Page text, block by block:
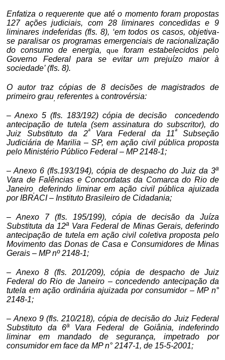
Enfatiza o requerente que até o momento foram propostas
127 ações judiciais, com 28 liminares concedidas e 9
liminares indeferidas (fls. 8), ‘em todos os casos, objetiva-
se paralisar os programas emergenciais de racionalização
do consumo de energia,
que
foram estabelecidos pelo
Governo Federal para se evitar um prejuízo maior à
sociedade’ (fls. 8).
O autor traz cópias de 8 decisões de magistrados de
primeiro grau, referentes àcontrovérsia:
– Anexo 5 (fls. 183/192) cópia de decisão
concedendo
antecipação de tutela (sem assinatura do subscritor), do
Juiz Substituto da 2ªVara Federal da 11ªSubseção
Judiciária de Marilia – SP, em ação civil pública proposta
pelo Ministério Público Federal – MP 2148-1;
– Anexo 6 (fls.193/194), cópia de despacho do Juiz da 3a
Vara de Falências e Concordatas da Comarca do Rio de
Janeiro,
deferindo liminar em ação civil pública ajuizada
por IBRACI – Instituto Brasileiro de Cidadania;
– Anexo 7 (fls. 195/199), cópia de decisão da Juíza
Substituta da 12aVara Federal de Minas Gerais, deferindo
antecipação de tutela em ação civil coletiva proposta pelo
Movimento das Donas de Casa e Consumidores de Minas
Gerais – MP nº 2148-1;
– Anexo 8 (fls. 201/209), cópia de despacho de Juiz
Federal do Rio de Janeiro – concedendo antecipação da
tutela em ação ordinária ajuizada por consumidor – MP n°
2148-1;
– Anexo 9 (fls. 210/218), cópia de decisão do Juiz Federal
Substituto da 6aVara Federal de Goiânia, indeferindo
liminar em mandado de segurança, impetrado por
consumidor em face da MP n° 2147-1, de 15-5-2001;